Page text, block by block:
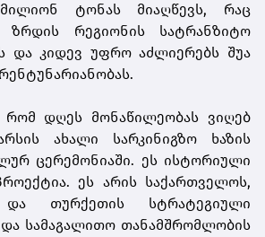
ტონას მიაღწევს, რაც
ზრდის რეგიონის სატრანზიტო
და კიდევ უფრო აძლიერებს შუა
რომ დღეს მონაწილეობას ვიღებ
ახალი სარკინიგზო ხაზის
ცერემონიაში. ეს ისტორიული
ეს არის საქართველოს,
და თურქეთის სტრატეგიული
სამაგალითო თანამშრომლობის